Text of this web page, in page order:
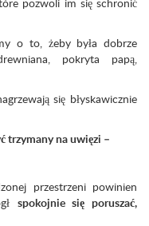
o to, żeby była dobrze
pokryta papą,
się błyskawicznie
trzymany na uwięzi –
przestrzeni powinien
spokojnie się poruszać,